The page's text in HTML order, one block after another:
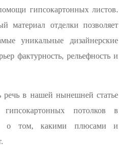
гипсокартонных листов.
материал отделки позволяет
уникальные дизайнерские
фактурность, рельефность и
в нашей нынешней статье
потолков в
о том, какими плюсами и